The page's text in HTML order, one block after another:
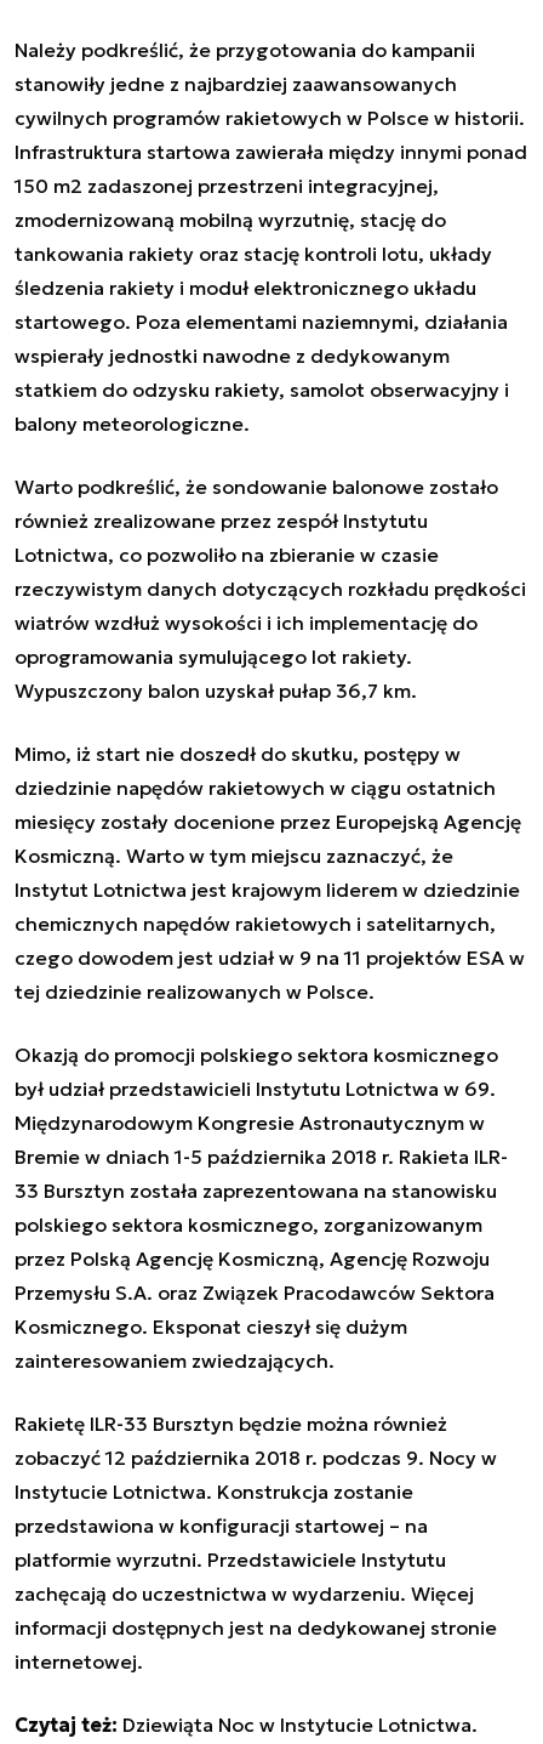
Należy podkreślić, że przygotowania do kampanii
stanowiły jedne z najbardziej zaawansowanych
cywilnych programów rakietowych w Polsce w historii.
Infrastruktura startowa zawierała między innymi ponad
150 m2 zadaszonej przestrzeni integracyjnej,
zmodernizowaną mobilną wyrzutnię, stację do
tankowania rakiety oraz stację kontroli lotu, układy
śledzenia rakiety i moduł elektronicznego układu
startowego. Poza elementami naziemnymi, działania
wspierały jednostki nawodne z dedykowanym
statkiem do odzysku rakiety, samolot obserwacyjny i
balony meteorologiczne.
Warto podkreślić, że sondowanie balonowe zostało
również zrealizowane przez zespół Instytutu
Lotnictwa, co pozwoliło na zbieranie w czasie
rzeczywistym danych dotyczących rozkładu prędkości
wiatrów wzdłuż wysokości i ich implementację do
oprogramowania symulującego lot rakiety.
Wypuszczony balon uzyskał pułap 36,7 km.
Mimo, iż start nie doszedł do skutku, postępy w
dziedzinie napędów rakietowych w ciągu ostatnich
miesięcy zostały docenione przez Europejską Agencję
Kosmiczną. Warto w tym miejscu zaznaczyć, że
Instytut Lotnictwa jest krajowym liderem w dziedzinie
chemicznych napędów rakietowych i satelitarnych,
czego dowodem jest udział w 9 na 11 projektów ESA w
tej dziedzinie realizowanych w Polsce.
Okazją do promocji polskiego sektora kosmicznego
był udział przedstawicieli Instytutu Lotnictwa w 69.
Międzynarodowym Kongresie Astronautycznym w
Bremie w dniach 1-5 października 2018 r. Rakieta ILR-
33 Bursztyn została zaprezentowana na stanowisku
polskiego sektora kosmicznego, zorganizowanym
przez Polską Agencję Kosmiczną, Agencję Rozwoju
Przemysłu S.A. oraz Związek Pracodawców Sektora
Kosmicznego. Eksponat cieszył się dużym
zainteresowaniem zwiedzających.
Rakietę ILR-33 Bursztyn będzie można również
zobaczyć 12 października 2018 r. podczas 9. Nocy w
Instytucie Lotnictwa. Konstrukcja zostanie
przedstawiona w konfiguracji startowej – na
platformie wyrzutni. Przedstawiciele Instytutu
zachęcają do uczestnictwa w wydarzeniu. Więcej
informacji dostępnych jest na dedykowanej stronie
internetowej.
Czytaj też: Dziewiąta Noc w Instytucie Lotnictwa.